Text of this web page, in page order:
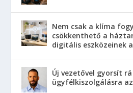
Nem csak a klíma
csökkenthető a
digitális eszközeinek
Új vezetővel gyorsít
ügyfélkiszolgálásra